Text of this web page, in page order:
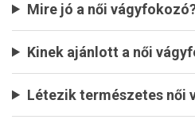
Mire jó a női
Kinek ajánlott a női
Létezik természetes női